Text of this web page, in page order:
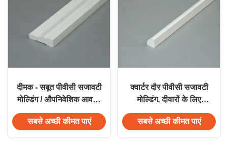
दीमक - सबूत पीवीसी सजावटी
मोल्डिंग / औपनिवेशिक आवरण
सफेद विनील पीवीसी मोल्डिंग
सबसे अच्छी कीमत पाएं
क्वार्टर दौर पीवीसी सजावटी
मोल्डिंग, दीवारों के लिए
पुनर्नवीनीकरण सजावटी
मोल्डिंग
सबसे अच्छी कीमत पाएं